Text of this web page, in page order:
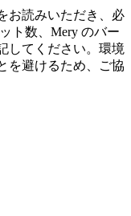
お読みいただき、必
ト数、Mery のバー
してください。環境
を避けるため、ご協